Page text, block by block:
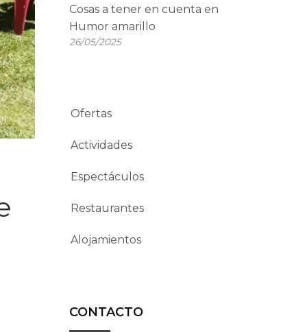
Cosas a tener en cuenta en
Humor amarillo
26/05/2025
Ofertas
Actividades
Espectáculos
Restaurantes
Alojamientos
CONTACTO